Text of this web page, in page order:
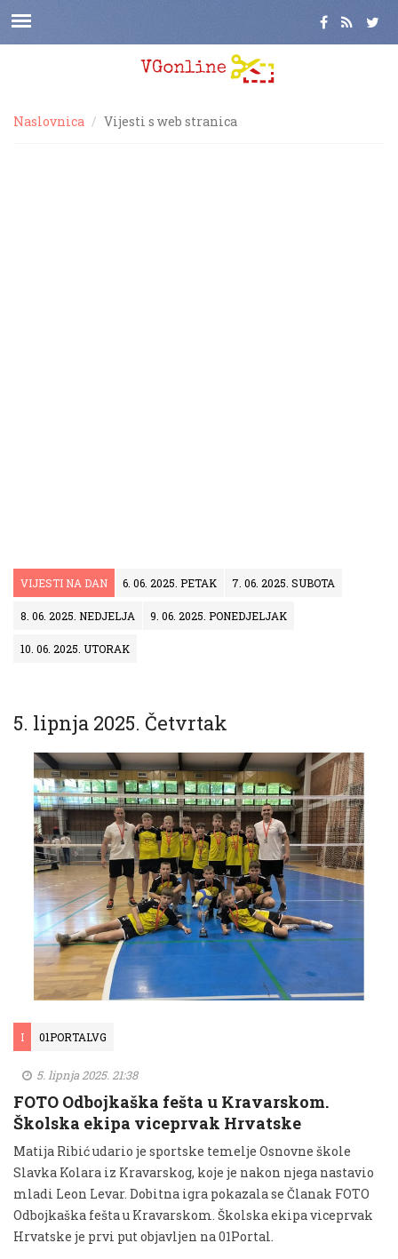
Naslovnica Vijesti s web stranica
VIJESTI NA DAN 6. 06. 2025. PETAK 7. 06. 2025. SUBOTA
8. 06. 2025. NEDJELJA 9. 06. 2025. PONEDJELJAK
10. 06. 2025. UTORAK
5. lipnja 2025. Četvrtak
I 01PORTALVG
5. lipnja 2025. 21:38
FOTO Odbojkaška fešta u Kravarskom.
Školska ekipa viceprvak Hrvatske
Matija Ribić udario je sportske temelje Osnovne škole
Slavka Kolara iz Kravarskog, koje je nakon njega nastavio
mladi Leon Levar. Dobitna igra pokazala se Članak FOTO
Odbojkaška fešta u Kravarskom. Školska ekipa viceprvak
Hrvatske je prvi put objavljen na 01Portal.